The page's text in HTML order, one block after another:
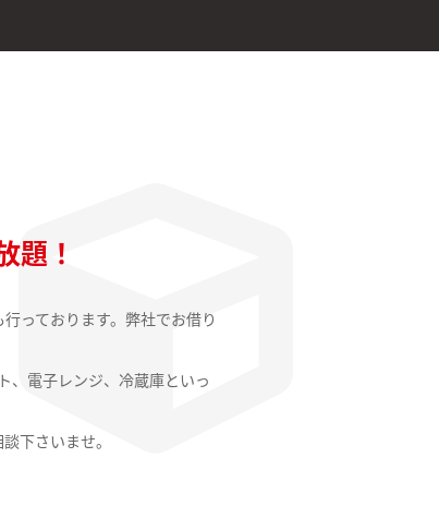
題！
っております。弊社でお借り
、電子レンジ、冷蔵庫といっ
下さいませ。